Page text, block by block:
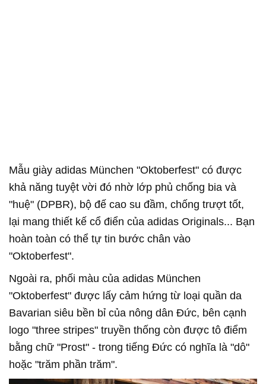
Mẫu giày adidas München "Oktoberfest" có được
khả năng tuyệt vời đó nhờ lớp phủ chống bia và
"huệ" (DPBR), bộ đế cao su đầm, chống trượt tốt,
lại mang thiết kế cổ điển của adidas Originals... Bạn
hoàn toàn có thể tự tin bước chân vào
"Oktoberfest".
Ngoài ra, phối màu của adidas München
"Oktoberfest" được lấy cảm hứng từ loại quần da
Bavarian siêu bền bỉ của nông dân Đức, bên cạnh
logo "three stripes" truyền thống còn được tô điểm
bằng chữ "Prost" - trong tiếng Đức có nghĩa là "dô"
hoặc "trăm phần trăm".